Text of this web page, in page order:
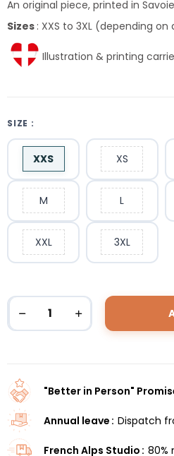
An original piece, printed in
Sizes : XXS to 3XL (depending
Illustration & printing
SIZE :
XXS XS
M L
XXL 3XL
"Better in Person"
Annual leave Dispatch
French Alps Studio 80%